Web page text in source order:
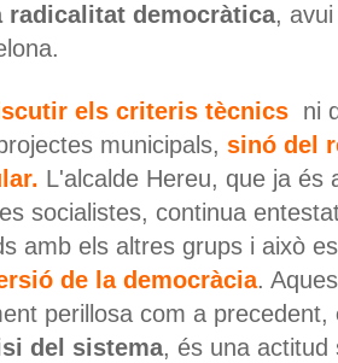
radicalitat democràtica,
els criteris tècnics ni
municipals, sinó del
L'alcalde Hereu, que ja és
socialistes, continua
amb els altres grups i això
de la democràcia.
perillosa com a precedent,
del sistema, és una actitud